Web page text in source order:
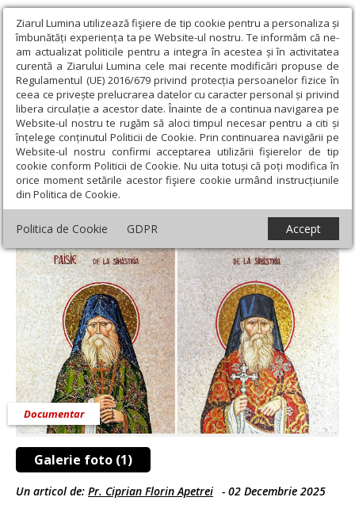
Ziarul Lumina utilizează fişiere de tip cookie pentru a personaliza și
îmbunătăți experiența ta pe Website-ul nostru. Te informăm că ne-
am actualizat politicile pentru a integra în acestea și în activitatea
curentă a Ziarului Lumina cele mai recente modificări propuse de
Regulamentul (UE) 2016/679 privind protecția persoanelor fizice în
ceea ce privește prelucrarea datelor cu caracter personal și privind
libera circulație a acestor date. Înainte de a continua navigarea pe
Website-ul nostru te rugăm să aloci timpul necesar pentru a citi și
înțelege conținutul Politicii de Cookie. Prin continuarea navigării pe
Website-ul nostru confirmi acceptarea utilizării fişierelor de tip
cookie conform Politicii de Cookie. Nu uita totuși că poți modifica în
orice moment setările acestor fişiere cookie urmând instrucțiunile
din Politica de Cookie.
Politica de Cookie GDPR Accept
Ziarul Lumina › Actualitate religioasă › Documentar › Cuvioşii
Paisie şi Cleopa, isihaştii de la Sihăstria
Cuvioşii Paisie şi Cleopa, isihaştii de la
Sihăstria
Galerie foto (1)
Documentar
Un articol de: Pr. Ciprian Florin Apetrei - 02 Decembrie 2025